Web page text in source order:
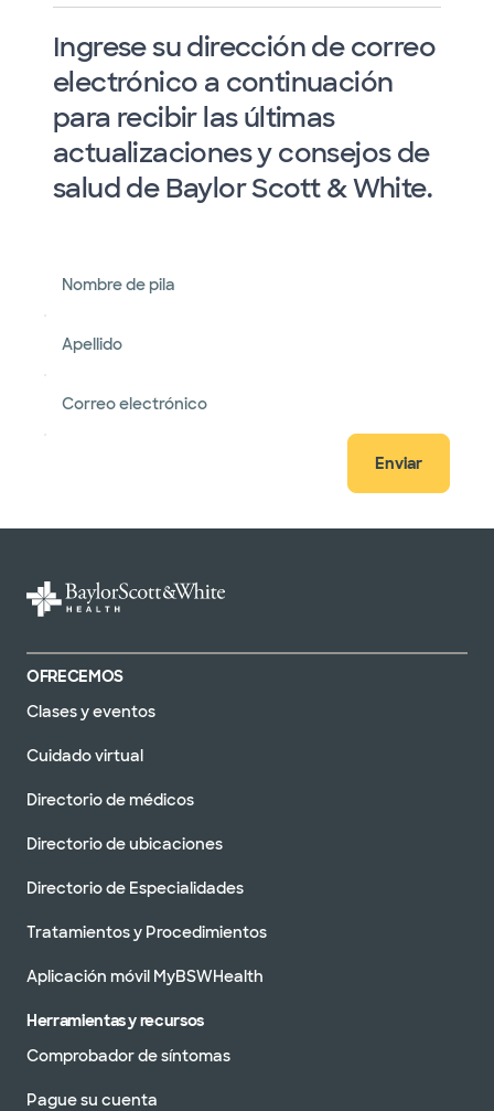
Ingrese su dirección de correo
electrónico a continuación
para recibir las últimas
actualizaciones y consejos de
salud de Baylor Scott & White.
Nombre de pila
Apellido
Correo electrónico
Enviar
OFRECEMOS
Clases y eventos
Cuidado virtual
Directorio de médicos
Directorio de ubicaciones
Directorio de Especialidades
Tratamientos y Procedimientos
Aplicación móvil MyBSWHealth
Herramientas y recursos
Comprobador de síntomas
Pague su cuenta